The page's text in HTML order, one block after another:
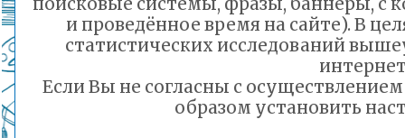
«Ассоциация
творческих
учителей»,
и проведённое время на сайте). В
статистических исследований
Если Вы не согласны с
образом установить